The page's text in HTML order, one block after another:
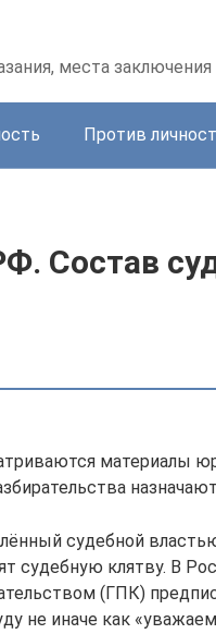
места заключения
Против
Состав
материалы
судебной
судебную клятву. В
(ГПК)
не иначе как